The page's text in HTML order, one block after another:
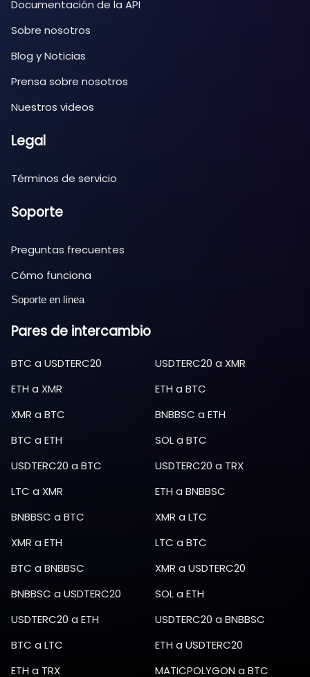
Documentación de la API
Sobre nosotros
Blog y Noticias
Prensa sobre nosotros
Nuestros videos
Legal
Términos de servicio
Soporte
Preguntas frecuentes
Cómo funciona
Soporte en línea
Pares de intercambio
BTC a USDTERC20 USDTERC20 a XMR
ETH a XMR ETH a BTC
XMR a BTC BNBBSC a ETH
BTC a ETH SOLa BTC
USDTERC20 a BTC USDTERC20 a TRX
LTC a XMR ETH a BNBBSC
BNBBSC a BTC XMR a LTC
XMR a ETH LTC a BTC
BTC a BNBBSC XMR a USDTERC20
BNBBSC a USDTERC20 SOLa ETH
USDTERC20 a ETH USDTERC20 a BNBBSC
BTC a LTC ETH a USDTERC20
ETH a TRX MATICPOLYGON a BTC